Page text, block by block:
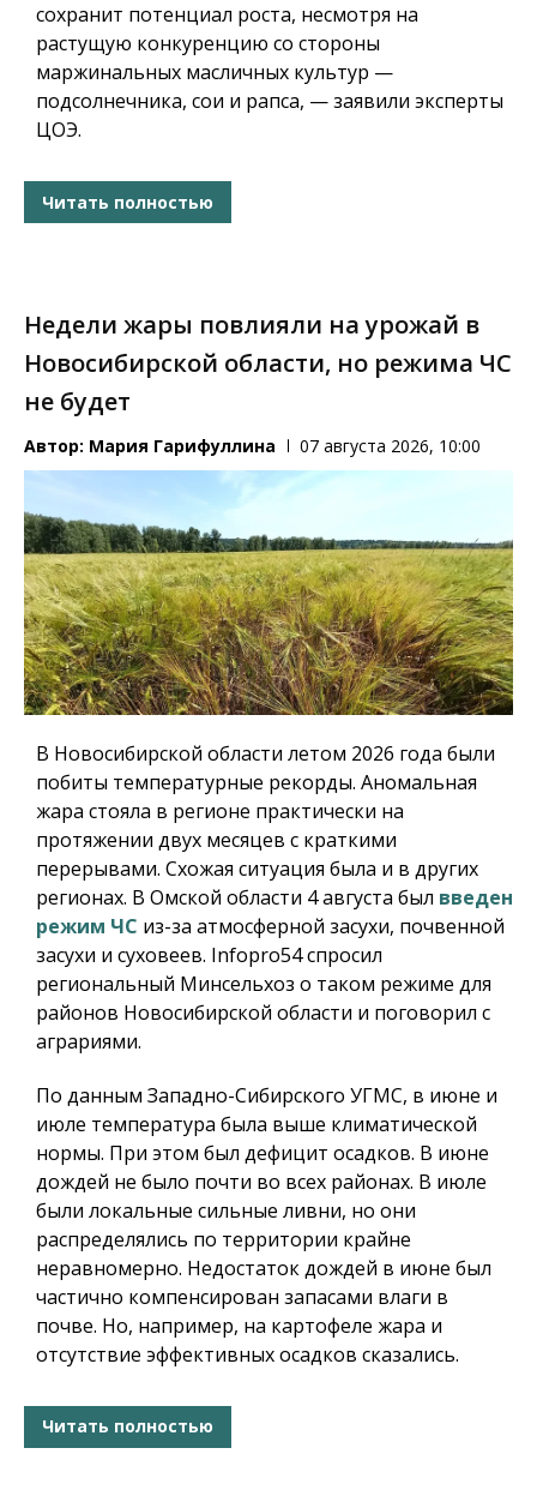
сохранит потенциал роста, несмотря на
растущую конкуренцию со стороны
маржинальных масличных культур —
подсолнечника, сои и рапса, — заявили эксперты
ЦОЭ.
Читать полностью
Недели жары повлияли на урожай в
Новосибирской области, но режима ЧС
не будет
Автор: Мария Гарифуллина 07 августа 2026, 10:00
В Новосибирской области летом 2026 года были
побиты температурные рекорды. Аномальная
жара стояла в регионе практически на
протяжении двух месяцев с краткими
перерывами. Схожая ситуация была и в других
регионах. В Омской области 4 августа был введен
режим ЧС из-за атмосферной засухи, почвенной
засухи и суховеев. Infopro54спросил
региональный Минсельхоз о таком режиме для
районов Новосибирской области и поговорил с
аграриями.
По данным Западно-Сибирского УГМС, в июне и
июле температура была выше климатической
нормы. При этом был дефицит осадков. В июне
дождей не было почти во всех районах. В июле
были локальные сильные ливни, но они
распределялись по территории крайне
неравномерно. Недостаток дождей в июне был
частично компенсирован запасами влаги в
почве. Но, например, на картофеле жара и
отсутствие эффективных осадков сказались.
Читать полностью